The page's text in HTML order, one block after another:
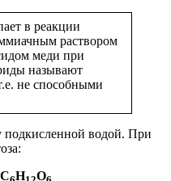
в реакции
раствором
меди при
называют
не способными
подкисленной водой. При
H O